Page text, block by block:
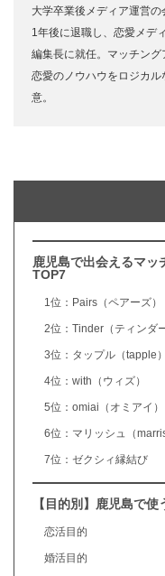
大学卒業後メディア運営の
1年後に退職し、恋愛メデ
編集長に就任。マッチング
恋愛のノウハウをロジカ
意。
鹿児島で出会えるマッ
TOP7
1位：Pairs（ペアーズ）
2位：Tinder（ティンダー
3位：タップル（tapple）
4位：with（ウィズ）
5位：omiai（オミアイ）
6位：マリッシュ（
7位：ゼクシィ縁結び
【目的別】鹿児島で
恋活目的
婚活目的